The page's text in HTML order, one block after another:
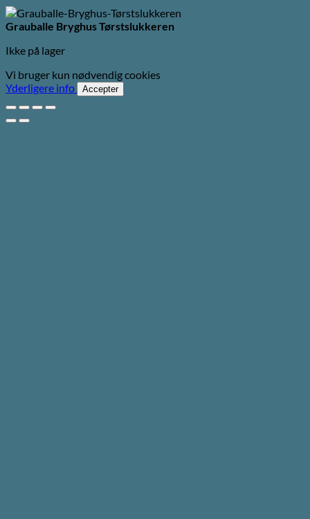
Grauballe Bryghus Tørstslukkeren
Ikke på lager
Vi bruger kun nødvendig cookies
Yderligere info
Accepter